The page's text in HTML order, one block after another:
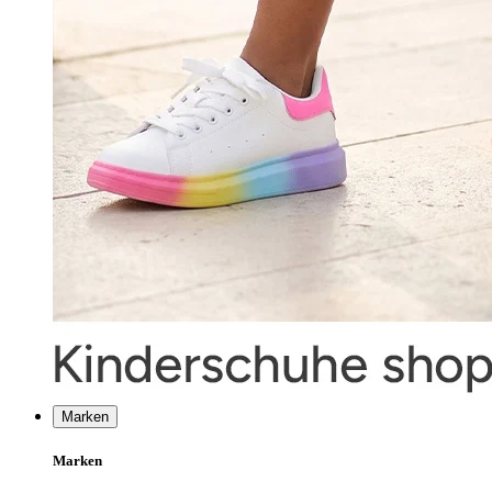
Marken
Marken